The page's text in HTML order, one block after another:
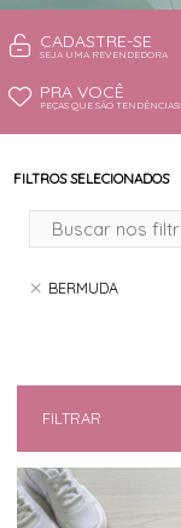
CADASTRE-SE
SEJA UMA REVENDEDORA
PRA VOCÊ
PEÇAS QUE SÃO TENDÊNCIAS!
FILTROS SELECIONADOS
BERMUDA
FILTRAR